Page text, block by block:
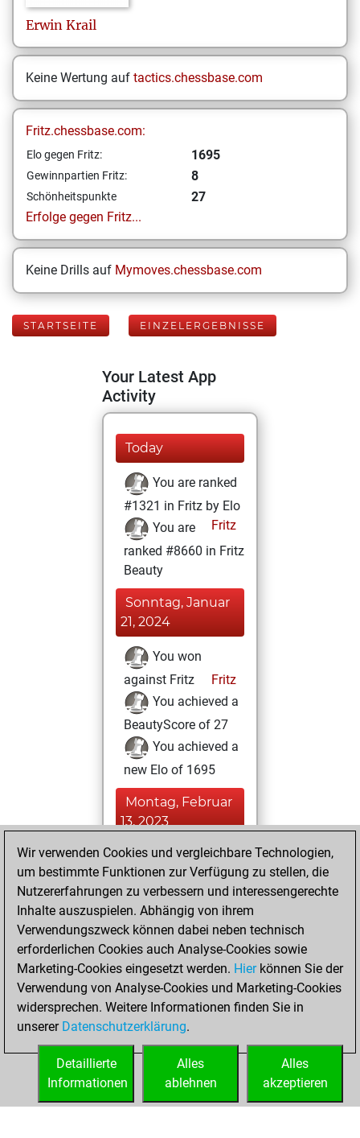
Erwin Krail
Keine Wertung auf tactics.chessbase.com
Fritz.chessbase.com:
Elo gegen Fritz: 1695
Gewinnpartien Fritz: 8
Schönheitspunkte
27
Erfolge gegen Fritz...
Keine Drills auf Mymoves.chessbase.com
STARTSEITE EINZELERGEBNISSE
Your Latest App
Activity
Today
You are ranked
#1321 in Fritz by Elo
Fritz
You are
ranked #8660 in Fritz
Beauty
Sonntag, Januar
21, 2024
You won
against Fritz
Fritz
You achieved a
BeautyScore of 27
You achieved a
new Elo of 1695
Montag, Februar
13, 2023
You played 400
blitz games
Play
=9 -324 in blitz
Freitag,
Dezember 18,
2020
You created
your Fritz account
Wir verwenden Cookies und vergleichbare Technologien,
um bestimmte Funktionen zur Verfügung zu stellen, die
Nutzererfahrungen zu verbessern und interessengerechte
Inhalte auszuspielen. Abhängig von ihrem
Verwendungszweck können dabei neben technisch
erforderlichen Cookies auch Analyse-Cookies sowie
Marketing-Cookies eingesetzt werden. Hierkönnen Sie der
Verwendung von Analyse-Cookies und Marketing-Cookies
widersprechen. Weitere Informationen finden Sie in
unserer Datenschutzerklärung.
Alles
akzeptieren
Alles
ablehnen
Detaillierte
Informationen